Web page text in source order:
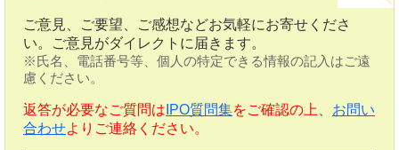
ご意見、ご要望、ご感想などお気軽にお寄せくださ
い。ご意見がダイレクトに届きます。
※氏名、電話番号等、個人の特定できる情報の記入はご遠
慮ください。
返答が必要なご質問は IPO質問集をご確認の上、 お問い
合わせよりご連絡ください。